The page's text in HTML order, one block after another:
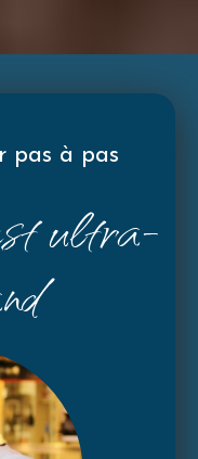
pas à pas
ultra-